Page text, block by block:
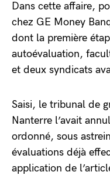
Dans cette affaire,
chez GE Money
dont la première
autoévaluation,
et deux syndicats
Saisi, le tribunal de
Nanterre l’avait
ordonné, sous
évaluations déjà
application de